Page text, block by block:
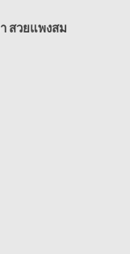
สวยแพงสม